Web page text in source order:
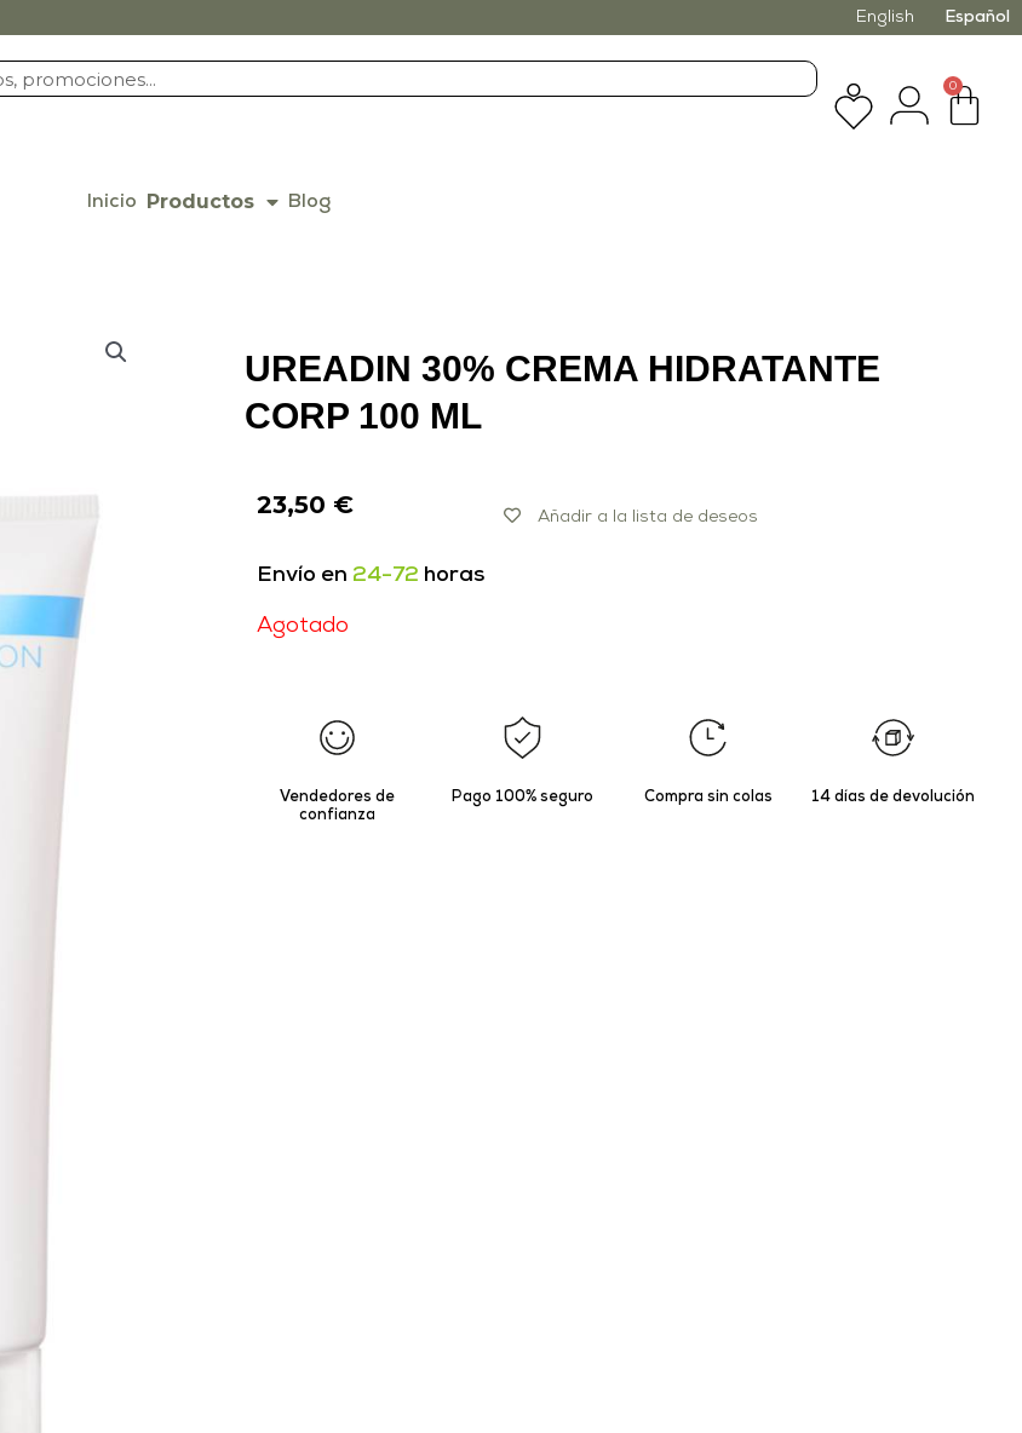
English Español
0
Inicio Productos Blog
UREADIN 30% CREMA HIDRATANTE
CORP 100 ML
23,50 € Añadir a la lista de deseos
Envío en 24-72 horas
Agotado
Vendedores de
confianza
Pago 100% seguro Compra sin colas 14 días de devolución